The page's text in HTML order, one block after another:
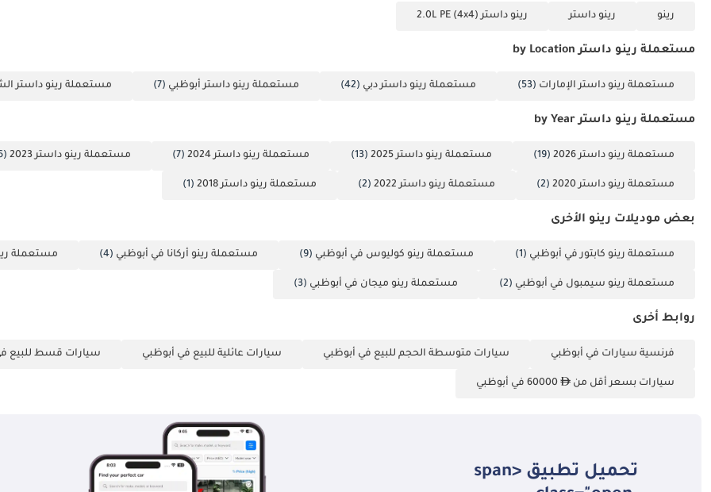
رينو رينو داستر رينو داستر 2.0L PE (4x4)
مستعملة رينو داستر by Location
مستعملة رينو داستر الإمارات (53) مستعملة رينو داستر دبي (42) مستعملة رينو داستر أبوظبي (7) مستعملة رينو داستر
مستعملة رينو داستر by Year
مستعملة رينو داستر 2026 (19) مستعملة رينو داستر 2025 (13) مستعملة رينو داستر 2024 (7) مستعملة رينو داستر 2023 (6)
مستعملة رينو داستر 2020 (2) مستعملة رينو داستر 2022 (2) مستعملة رينو داستر 2018 (1)
بعض موديلات رينو الأخرى
مستعملة رينو كابتور في أبوظبي (1) مستعملة رينو كوليوس في أبوظبي (9) مستعملة رينو أركانا في أبوظبي (4) مستعملة
مستعملة رينو سيمبول في أبوظبي (2) مستعملة رينو ميجان في أبوظبي (3)
روابط أخرى
فرنسية سيارات في أبوظبي سيارات متوسطة الحجم للبيع في أبوظبي سيارات عائلية للبيع في أبوظبي سيارات قسط للبيع
سيارات بسعر أقل من 60000 في أبوظبي
تحميل تطبيق <span